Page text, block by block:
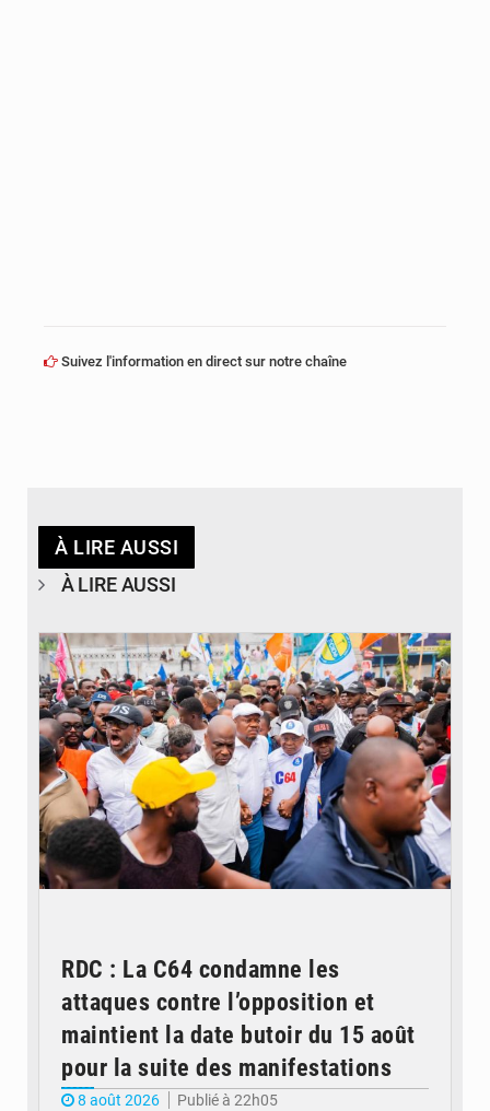
Suivez l'information en direct sur notre chaîne
À LIRE AUSSI
À LIRE AUSSI
RDC : La C64 condamne les
attaques contre l’opposition et
maintient la date butoir du 15 août
pour la suite des manifestations
8 août 2026
Publié à 22h05